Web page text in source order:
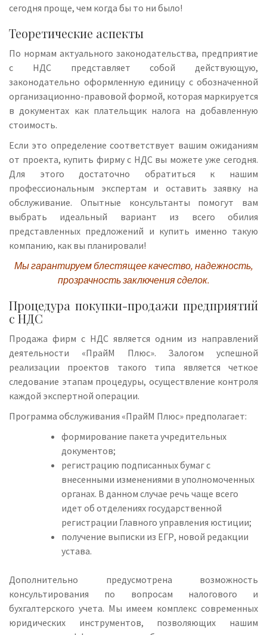
сегодня проще, чем когда бы то ни было!
Теоретические аспекты
По нормам актуального законодательства, предприятие
с НДС представляет собой действующую,
законодательно оформленную единицу с обозначенной
организационно-правовой формой, которая маркируется
в документах как плательщик налога на добавленную
стоимость.
Если это определение соответствует вашим ожиданиям
от проекта, купить фирму с НДС вы можете уже сегодня.
Для этого достаточно обратиться к нашим
профессиональным экспертам и оставить заявку на
обслуживание. Опытные консультанты помогут вам
выбрать идеальный вариант из всего обилия
представленных предложений и купить именно такую
компанию, как вы планировали!
Мы гарантируем блестящее качество, надежность,
прозрачность заключения сделок.
Процедура покупки-продажи предприятий
с НДС
Продажа фирм с НДС является одним из направлений
деятельности «ПрайМ Плюс». Залогом успешной
реализации проектов такого типа является четкое
следование этапам процедуры, осуществление контроля
каждой экспертной операции.
Программа обслуживания «ПрайМ Плюс» предполагает:
формирование пакета учредительных
документов;
регистрацию подписанных бумаг с
внесенными изменениями в уполномоченных
органах. В данном случае речь чаще всего
идет об отделениях государственной
регистрации Главного управления юстиции;
получение выписки из ЕГР, новой редакции
устава.
Дополнительно предусмотрена возможность
консультирования по вопросам налогового и
бухгалтерского учета. Мы имеем комплекс современных
юридических инструментов, позволяющих нашим